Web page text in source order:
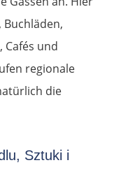
Cafés und
regionale
die
Sztuki i